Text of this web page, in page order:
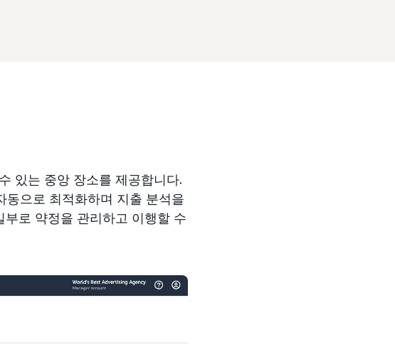
있는 중앙 장소를 제공합니다.
동으로 최적화하며 지출 분석을
로 약정을 관리하고 이행할 수